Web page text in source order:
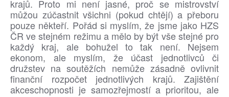
krajů. Proto mi není jasné, proč se mistrovství
můžou zúčastnit všichni (pokud chtějí) a přeboru
pouze někteří. Pořád si myslím, že jsme jako HZS
ČR ve stejném režimu a mělo by být vše stejné pro
každý kraj, ale bohužel to tak není. Nejsem
ekonom, ale myslím, že účast jednotlivců či
družstev na soutěžích nemůže zásadně ovlivnit
finanční rozpočet jednotlivých krajů. Zajištění
akceschopnosti je samozřejmostí a prioritou, ale